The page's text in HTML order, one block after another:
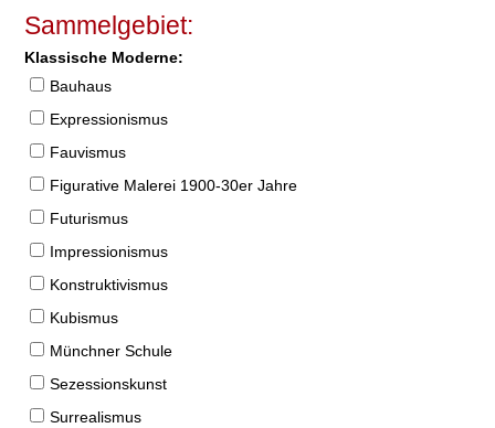
Sammelgebiet:
Klassische Moderne:
Bauhaus
Expressionismus
Fauvismus
Figurative Malerei 1900-30er Jahre
Futurismus
Impressionismus
Konstruktivismus
Kubismus
Münchner Schule
Sezessionskunst
Surrealismus